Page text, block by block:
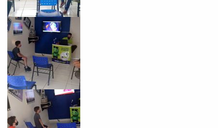
Você é aluno inFlux?